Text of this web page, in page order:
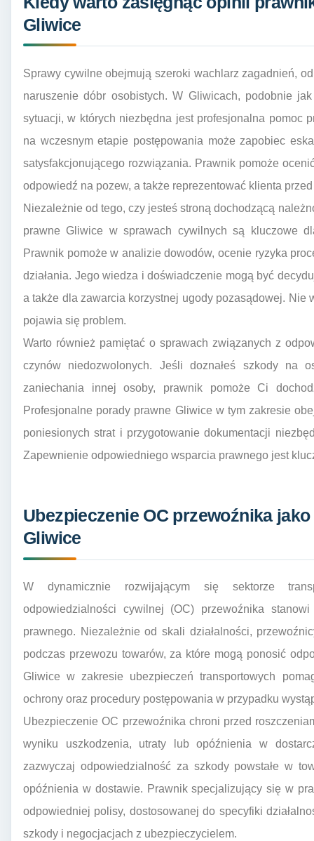
Gliwice
Sprawy cywilne obejmują szeroki wachlarz zagadnień,
naruszenie dóbr osobistych. W Gliwicach, podobnie
sytuacji, w których niezbędna jest profesjonalna pomoc
na wczesnym etapie postępowania może zapobiec
satysfakcjonującego rozwiązania. Prawnik pomoże
odpowiedź na pozew, a także reprezentować klienta
Niezależnie od tego, czy jesteś stroną dochodzącą
prawne Gliwice w sprawach cywilnych są kluczowe
Prawnik pomoże w analizie dowodów, ocenie ryzyka
działania. Jego wiedza i doświadczenie mogą być
a także dla zawarcia korzystnej ugody pozasądowej. Nie
pojawia się problem.
Warto również pamiętać o sprawach związanych z
czynów niedozwolonych. Jeśli doznałeś szkody na
zaniechania innej osoby, prawnik pomoże Ci
Profesjonalne porady prawne Gliwice w tym zakresie
poniesionych strat i przygotowanie dokumentacji
Zapewnienie odpowiedniego wsparcia prawnego jest
Ubezpieczenie OC przewoźnika
Gliwice
W dynamicznie rozwijającym się sektorze
odpowiedzialności cywilnej (OC) przewoźnika
prawnego. Niezależnie od skali działalności,
podczas przewozu towarów, za które mogą ponosić
Gliwice w zakresie ubezpieczeń transportowych
ochrony oraz procedury postępowania w przypadku
Ubezpieczenie OC przewoźnika chroni przed
wyniku uszkodzenia, utraty lub opóźnienia w
zazwyczaj odpowiedzialność za szkody powstałe w
opóźnienia w dostawie. Prawnik specjalizujący się w
odpowiedniej polisy, dostosowanej do specyfiki
szkody i negocjacjach z ubezpieczycielem.